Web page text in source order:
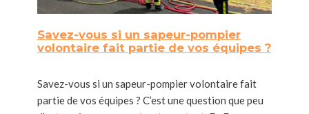
Savez-vous si un sapeur-pompier
volontaire fait partie de vos équipes ?
Savez-vous si un sapeur-pompier volontaire fait
partie de vos équipes ? C’est une question que peu